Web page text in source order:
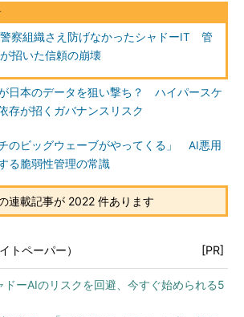
察組織さえ防げなかったシャドーIT 管
招いた信頼の崩壊
日本のデータを狙い撃ち？ ハイパースケ
存が招くガバナンスリスク
チのビッグウェーブがやってくる」 AI悪用
る脆弱性管理の常識
連載記事が 2022 件あります
トペーパー） [PR]
ドーAIのリスクを回避、今すぐ始められる5